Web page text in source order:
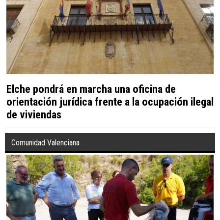
Elche pondrá en marcha una oficina de
orientación jurídica frente a la ocupación ilegal
de viviendas
Comunidad Valenciana